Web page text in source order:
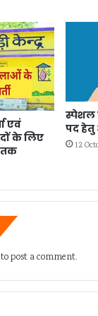
एवं
के लिए
तक
स्पेशल
पद
12
to post a comment.